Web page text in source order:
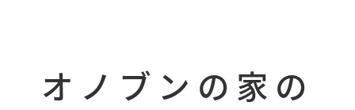
オノブンの家の